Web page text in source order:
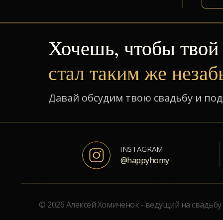
INSTAGRAM
@happyhomy
@happyhomy
© 2026 Алексей Хомичёнок - ведущий на свадьбу
Хочешь, чтобы твой
стал таким же
Хочешь, чтобы твой
Давай обсудим твою свадьбу и